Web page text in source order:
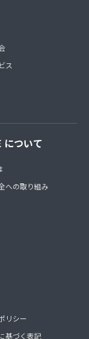
ス
について
への取り組み
リシー
基づく表記